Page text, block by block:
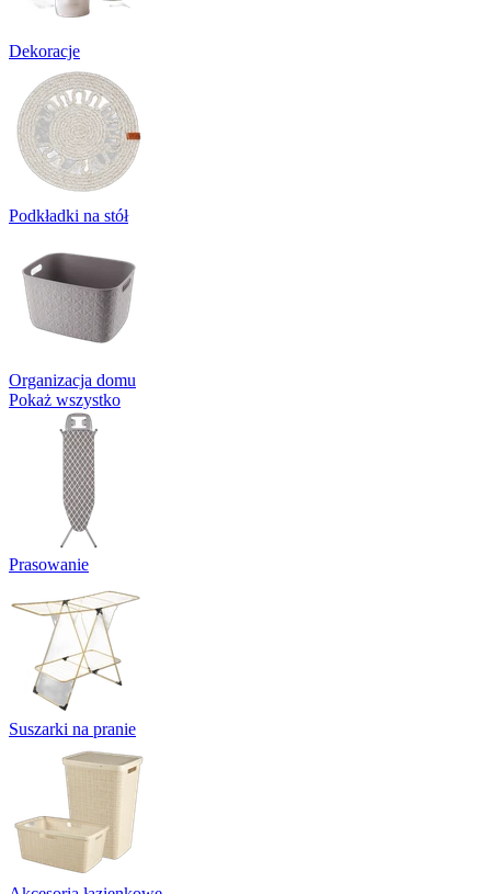
Dekoracje
Podkładki na stół
Organizacja domu
Pokaż wszystko
Prasowanie
Suszarki na pranie